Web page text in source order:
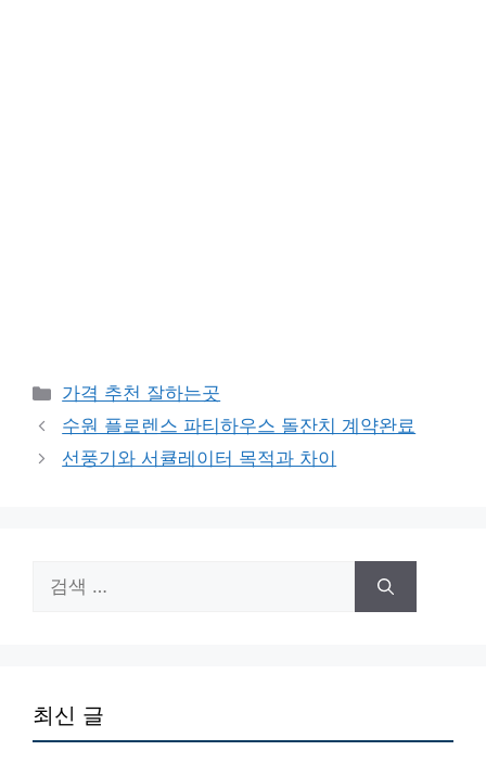
카
테
리
가격 추천 잘하는곳
수원 플로렌스 파티하우스 돌잔치 계약완료
선풍기와 서큘레이터 목적과 차이
색:
최신 글